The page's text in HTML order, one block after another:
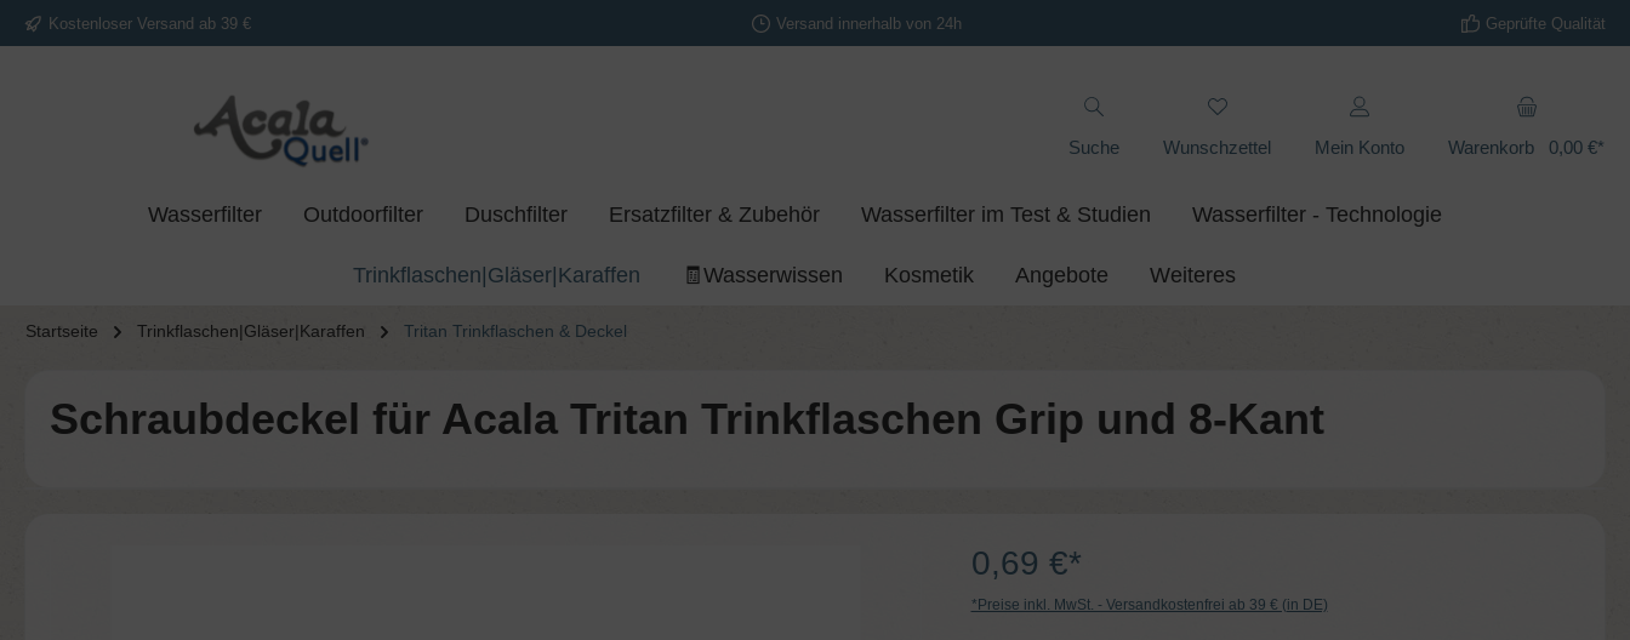
Zur Hauptnavigation springen
Kostenloser Versand ab 39 € Versand innerhalb von 24h Geprüfte Qualität
Suche Wunschzettel Mein Konto Warenkorb 0,00 €*
Wasserfilter Outdoorfilter Duschfilter Ersatzfilter & Zubehör Wasserfilter im Test & Studien Wasserfilter - Technologie
Trinkflaschen|Gläser|Karaffen 🧾Wasserwissen Kosmetik Angebote Weiteres
Startseite Trinkflaschen|Gläser|Karaffen Tritan Trinkflaschen & Deckel
Schraubdeckel für Acala Tritan Trinkflaschen Grip und 8-​Kant
0,69 €*
*Preise inkl. MwSt. - Versandkostenfrei ab 39 € (in DE)